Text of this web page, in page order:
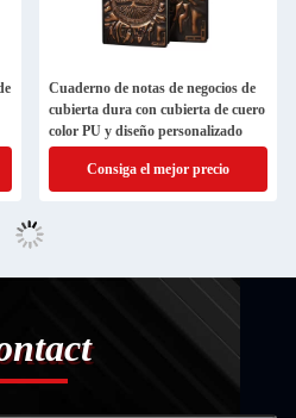
Cuaderno de notas de negocios de
cubierta dura con cubierta de cuero
color PU y diseño personalizado
Consiga el mejor precio